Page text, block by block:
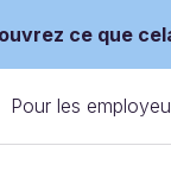
ce que
Pour les